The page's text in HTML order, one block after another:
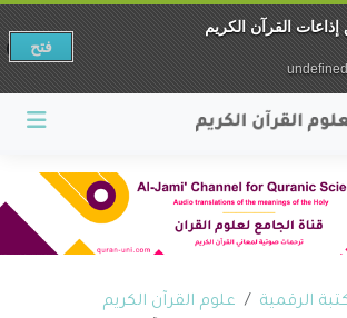
الرقمية
علوم القرآن الكريم
إذاعات القرآن الكريم
فتح